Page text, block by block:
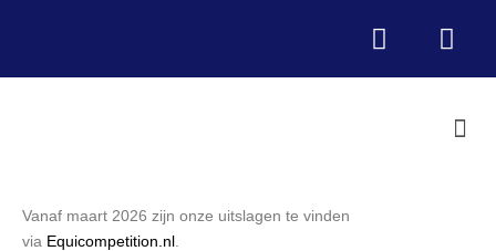
Vanaf maart 2026 zijn onze uitslagen te vinden
via Equicompetition.nl